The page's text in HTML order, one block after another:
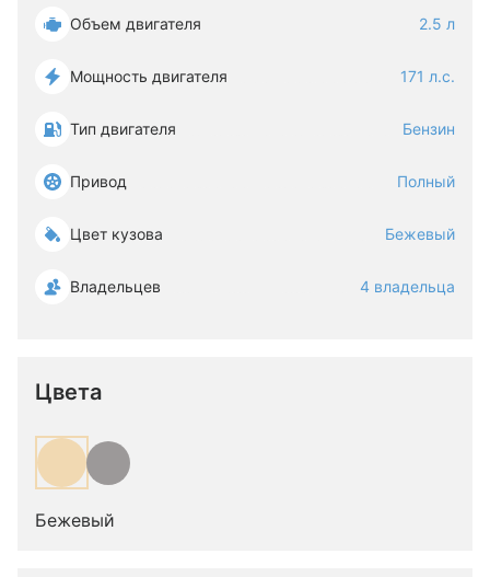
Объем двигателя 2.5 л
Мощность двигателя 171 л.с.
Тип двигателя Бензин
Привод Полный
Цвет кузова Бежевый
Владельцев 4 владельца
Цвета
Бежевый